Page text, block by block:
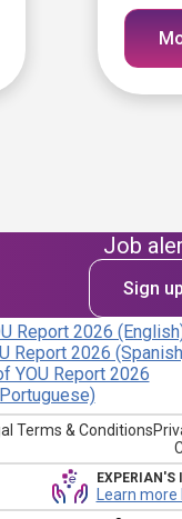
Job
Sign up
Report 2026
Report 2026
YOU Report 2026
Terms & Conditions
EXPERIAN'S
Learn